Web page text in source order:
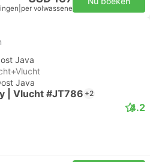
per volwassene
Java
Java
| Vlucht #JT786 +2
4.2